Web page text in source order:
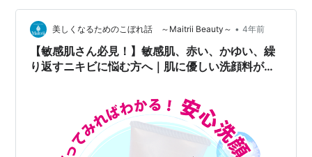
美しくなるためのこぼれ話 ～Maitrii Beauty～ • 4年前
【敏感肌さん必見！】敏感肌、赤い、かゆい、繰
り返すニキビに悩む方へ｜肌に優しい洗顔料がつ